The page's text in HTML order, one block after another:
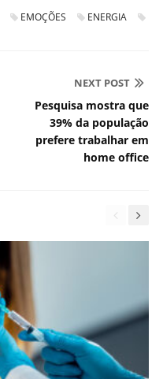
EMOÇÕES
ENERGIA
NEXT POST
Pesquisa mostra que
39% da população
prefere trabalhar em
home office